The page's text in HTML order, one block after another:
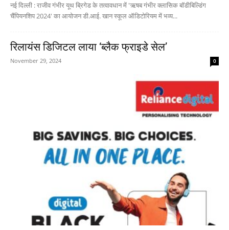
नई दिल्ली : राजीव गंभीर यूथ ब्रिगेड के तत्वावधान में 'ऋषब गंभीर क्लासिक बॉडीबिल्डिंग
चैंपियनशिप 2024' का आयोजन डी.आई. खान स्कूल ऑडिटोरियम में भव्य...
रिलायंस डिजिटल लाया ‘ब्लैक फ्राइडे सेल’
November 29, 2024 0